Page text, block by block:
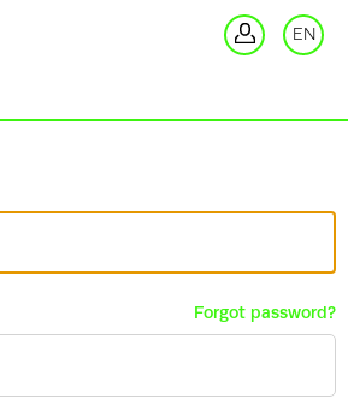
EN
Forgot password?